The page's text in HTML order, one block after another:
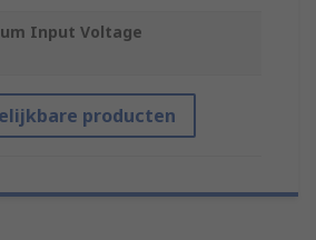
Input Voltage
producten